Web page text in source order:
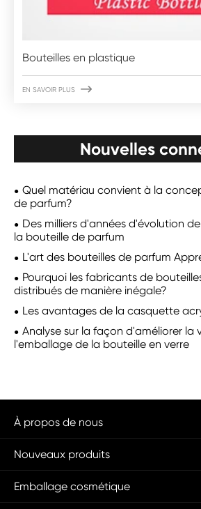
Bouteilles en plastique
EN SAVOIR PLUS 
Nouvelles
Quel matériau convient à la
de parfum?
Des milliers d'années d'évolution
la bouteille de parfum
L'art des bouteilles de parfum
Pourquoi les fabricants de
distribués de manière inégale?
Les avantages de la casquette
Analyse sur la façon d'améliorer la
l'emballage de la bouteille en verre
À propos de nous
Nouveaux produits
Emballage cosmétique